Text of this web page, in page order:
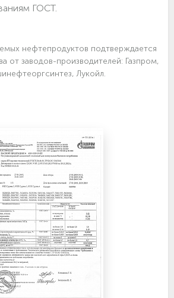
ГОСТ.
нефтепродуктов подтверждается
от заводов-производителей: Газпром,
Лукойл.